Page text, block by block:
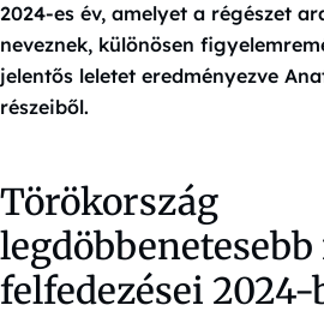
2024-es év, amelyet a régészet
neveznek, különösen
jelentős leletet eredményezve
részeiből.
Törökország
felfedezései 2024-